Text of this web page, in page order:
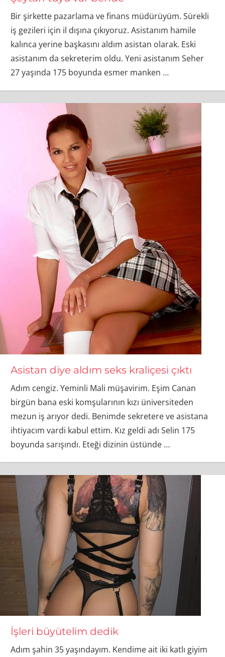
Bir şirkette pazarlama ve finans müdürüyüm. Sürekli
iş gezileri için il dışına çıkıyoruz. Asistanım hamile
kalınca yerine başkasını aldım asistan olarak. Eski
asistanım da sekreterim oldu. Yeni asistanım Seher
27 yaşında 175 boyunda esmer manken …
Asistan diye aldım seks kraliçesi çıktı
Adım cengiz. Yeminli Mali müşavirim. Eşim Canan
birgün bana eski komşularının kızı üniversiteden
mezun iş arıyor dedi. Benimde sekretere ve asistana
ihtiyacım vardi kabul ettim. Kız geldi adı Selin 175
boyunda sarışındı. Eteği dizinin üstünde …
İşleri büyütelim dedik
Adım şahin 35 yaşındayım. Kendime ait iki katlı giyim